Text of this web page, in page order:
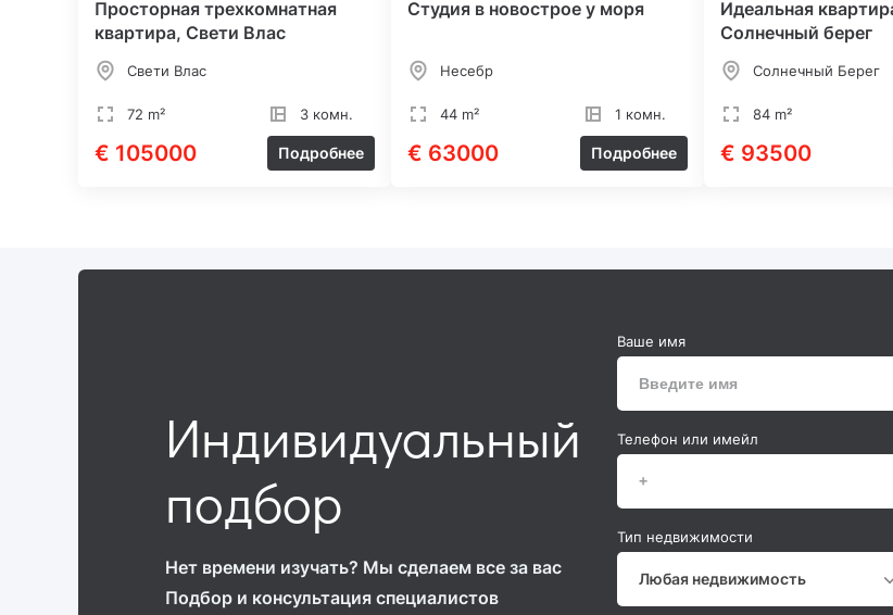
Просторная трехкомнатная
квартира, Свети Влас
Свети Влас
72 m² 3 комн.
€ 105000 Подробнее
Студия в новострое у моря
Несебр
44 m² 1 комн.
€ 63000 Подробнее
Идеальная
Солнечный берег
Солнечный Берег
84 m²
€ 93500
Индивидуальный
подбор
Нет времени изучать? Мы сделаем все за вас
Подбор и консультация специалистов
Ваше имя
Телефон или имейл
Тип недвижимости
Любая недвижимость